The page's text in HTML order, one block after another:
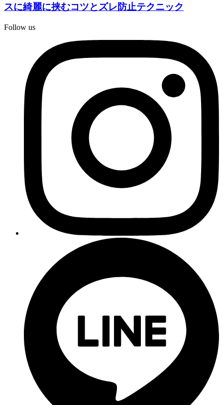
スに綺麗に挟むコツとズレ防止テクニック
Follow us